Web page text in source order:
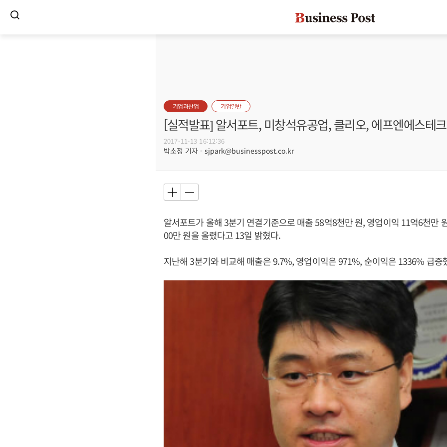
기업과산업 기업일반
[실적발표] 알서포트, 미창석유공업, 클리오, 에프엔에스테크
2017-11-13 16:12:36
박소정 기자 - sjpark@businesspost.co.kr
알서포트가 올해 3분기 연결기준으로 매출 58억8천만 원, 영업이익 11억6천만
00만 원을 올렸다고 13일 밝혔다.
지난해 3분기와 비교해 매출은 9.7%, 영업이익은 971%, 순이익은 1336% 급증